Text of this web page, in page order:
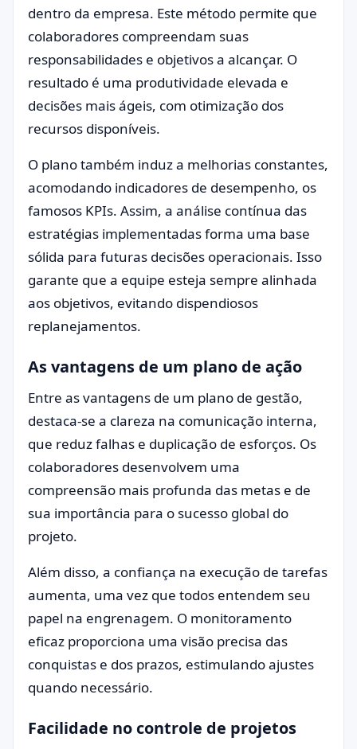
dentro da empresa. Este método permite que
colaboradores compreendam suas
responsabilidades e objetivos a alcançar. O
resultado é uma produtividade elevada e
decisões mais ágeis, com otimização dos
recursos disponíveis.
O plano também induz a melhorias constantes,
acomodando indicadores de desempenho, os
famosos KPIs. Assim, a análise contínua das
estratégias implementadas forma uma base
sólida para futuras decisões operacionais. Isso
garante que a equipe esteja sempre alinhada
aos objetivos, evitando dispendiosos
replanejamentos.
As vantagens de um plano de ação
Entre as vantagens de um plano de gestão,
destaca-se a clareza na comunicação interna,
que reduz falhas e duplicação de esforços. Os
colaboradores desenvolvem uma
compreensão mais profunda das metas e de
sua importância para o sucesso global do
projeto.
Além disso, a confiança na execução de tarefas
aumenta, uma vez que todos entendem seu
papel na engrenagem. O monitoramento
eficaz proporciona uma visão precisa das
conquistas e dos prazos, estimulando ajustes
quando necessário.
Facilidade no controle de projetos